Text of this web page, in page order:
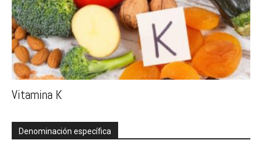
Vitamina K
Denominación específica